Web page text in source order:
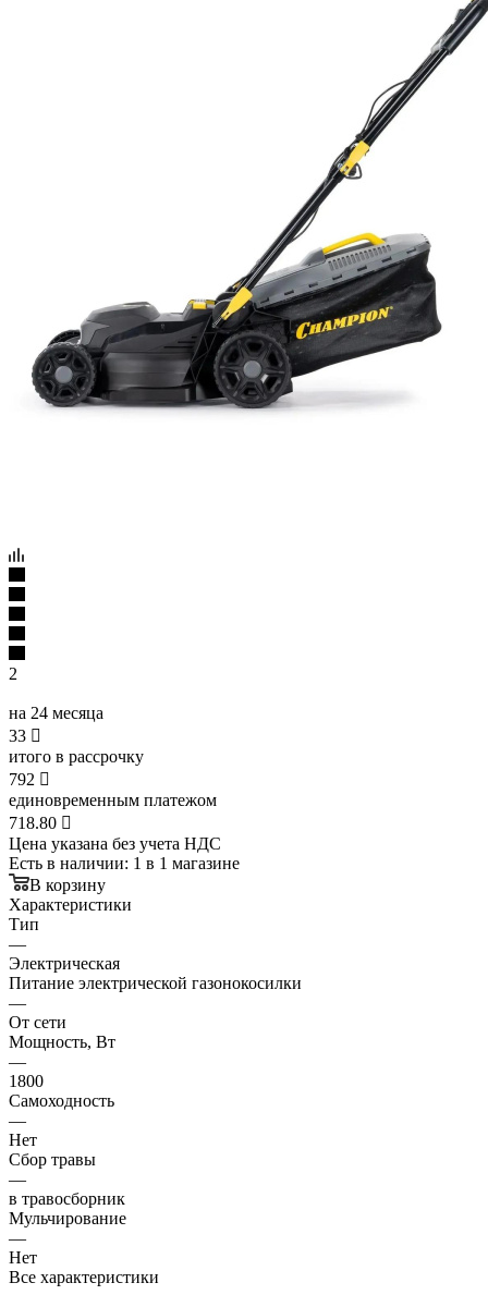
2
на 24 месяца
33 
итого в рассрочку
792 
единовременным платежом
718.80 
Цена указана без учета НДС
Есть в наличии: 1 в 1 магазине
В корзину
Характеристики
Тип
—
Электрическая
Питание электрической газонокосилки
—
От сети
Мощность, Вт
—
1800
Самоходность
—
Нет
Сбор травы
—
в травосборник
Мульчирование
—
Нет
Все характеристики